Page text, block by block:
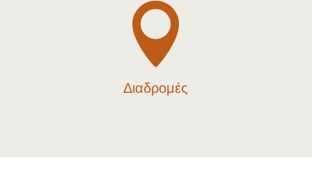

Διαδρομές